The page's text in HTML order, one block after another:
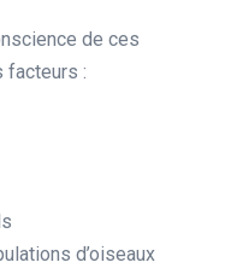
de ces
facteurs :
d’oiseaux